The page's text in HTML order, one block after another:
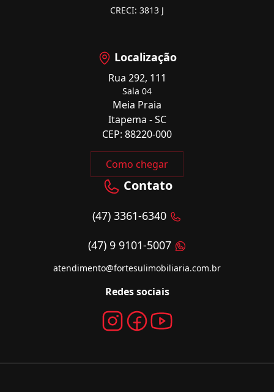
CRECI: 3813 J
Localização
Rua 292, 111
Sala 04
Meia Praia
Itapema - SC
CEP: 88220-000
Como chegar
Contato
(47) 3361-6340
(47) 9 9101-5007
atendimento@fortesulimobiliaria.com.br
Redes sociais